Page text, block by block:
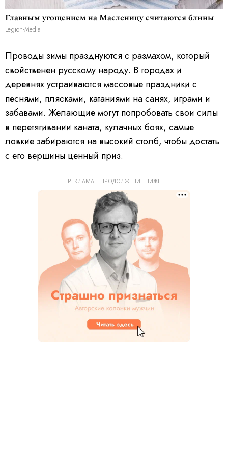
Главным угощением на Масленицу считаются блины
Legion-Media
Проводы зимы празднуются с размахом, который
свойственен русскому народу. В городах и
деревнях устраиваются массовые праздники с
песнями, плясками, катаниями на санях, играми и
забавами. Желающие могут попробовать свои силы
в перетягивании каната, кулачных боях, самые
ловкие забираются на высокий столб, чтобы достать
с его вершины ценный приз.
РЕКЛАМА – ПРОДОЛЖЕНИЕ НИЖЕ